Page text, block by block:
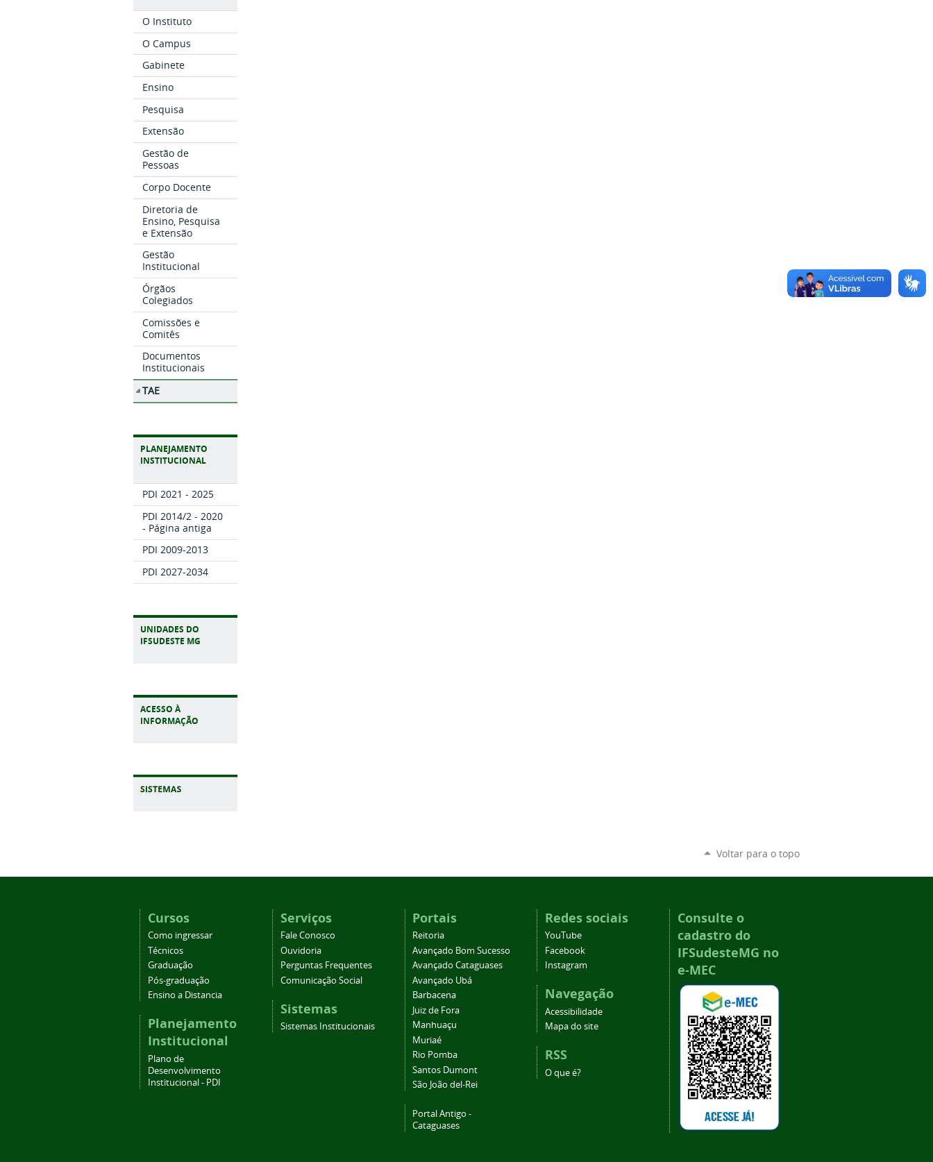
O Instituto
O Campus
Gabinete
Ensino
Pesquisa
Extensão
Gestão de
Pessoas
Corpo Docente
Diretoria de
Ensino, Pesquisa
e Extensão
Gestão
Institucional
Órgãos
Colegiados
Comissões e
Comitês
Documentos
Institucionais
TAE
PLANEJAMENTO
INSTITUCIONAL
PDI 2021 - 2025
PDI 2014/2 - 2020
- Página antiga
PDI 2009-2013
PDI 2027-2034
UNIDADES DO
IFSUDESTE MG
ACESSO À
INFORMAÇÃO
Voltar para o topo
Cursos
Como ingressar
Técnicos
Graduação
Pós-graduação
Ensino a Distancia
Planejamento
Institucional
Plano de
Desenvolvimento
Institucional - PDI
Serviços
Fale Conosco
Ouvidoria
Perguntas Frequentes
Comunicação Social
Sistemas
Sistemas Institucionais
Portais
Reitoria
Avançado Bom Sucesso
Avançado Cataguases
Avançado Ubá
Barbacena
Juiz de Fora
Manhuaçu
Muriaé
Rio Pomba
Santos Dumont
São João del-Rei
Portal Antigo -
Cataguases
Redes sociais
YouTube
Facebook
Instagram
Navegação
Acessibilidade
Mapa do site
RSS
O que é?
Consulte o
cadastro do
IFSudesteMG no
e-MEC